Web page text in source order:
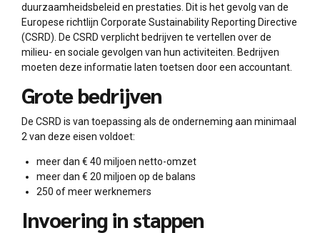
duurzaamheidsbeleid en prestaties. Dit is het gevolg van de
Europese richtlijn Corporate Sustainability Reporting Directive
(CSRD). De CSRD verplicht bedrijven te vertellen over de
milieu- en sociale gevolgen van hun activiteiten. Bedrijven
moeten deze informatie laten toetsen door een accountant.
Grote bedrijven
De CSRD is van toepassing als de onderneming aan minimaal
2 van deze eisen voldoet:
meer dan € 40 miljoen netto-omzet
meer dan € 20 miljoen op de balans
250 of meer werknemers
Invoering in stappen